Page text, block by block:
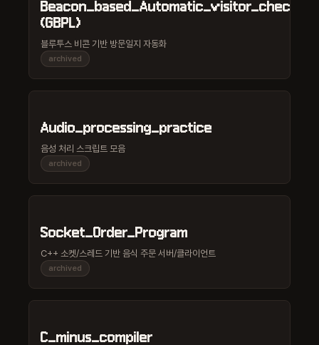
(GBPL)
블루투스 비콘 기반 방문일지 자동화
archived
Audio_processing_practice
음성 처리 스크립트 모음
archived
Socket_Order_Program
C++ 소켓/스레드 기반 음식 주문 서버/클라이언트
archived
C_minus_compiler